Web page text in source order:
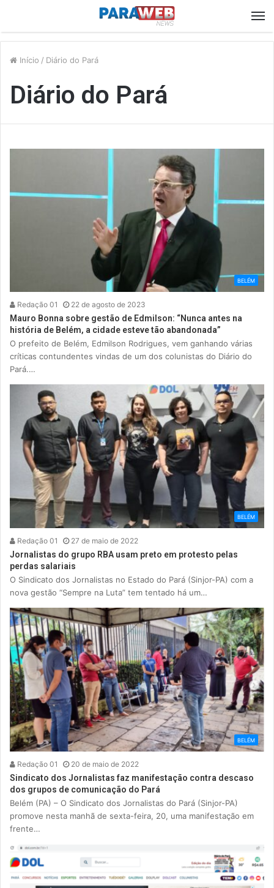
Início / Diário do Pará
Diário do Pará
BELÉM
Redação 01 22 de agosto de 2023
Mauro Bonna sobre gestão de Edmilson: “Nunca antes na
história de Belém, a cidade esteve tão abandonada”
O prefeito de Belém, Edmilson Rodrigues, vem ganhando várias
críticas contundentes vindas de um dos colunistas do Diário do
Pará.…
BELÉM
Redação 01 27 de maio de 2022
Jornalistas do grupo RBA usam preto em protesto pelas
perdas salariais
O Sindicato dos Jornalistas no Estado do Pará (Sinjor-PA) com a
nova gestão “Sempre na Luta” tem tentado há um…
BELÉM
Redação 01 20 de maio de 2022
Sindicato dos Jornalistas faz manifestação contra descaso
dos grupos de comunicação do Pará
Belém (PA) – O Sindicato dos Jornalistas do Pará (Sinjor-PA)
promove nesta manhã de sexta-feira, 20, uma manifestação em
frente…